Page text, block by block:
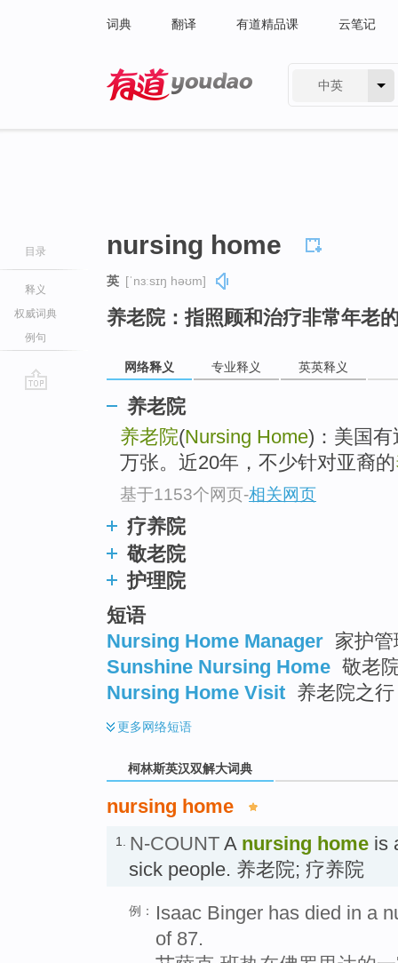
词典 翻译 有道精品课 云笔记
中英
目录
释义
权威词典
例句
nursing home
英 [ˈnɜːsɪŋ həʊm]
养老院：指照顾和治疗非常年老
网络释义 专业释义 英英释义
养老院
养老院(Nursing Home)：美国有
万张。近20年，不少针对亚裔的
基于1153个网页-相关网页
疗养院
敬老院
护理院
短语
Nursing Home Manager 家护
Sunshine Nursing Home 敬老
Nursing Home Visit 养老院之行
更多网络短语
柯林斯英汉双解大词典
nursing home
1. N-COUNT A nursing home is
sick people. 养老院; 疗养院
例：
Isaac Binger has died in a
of 87.